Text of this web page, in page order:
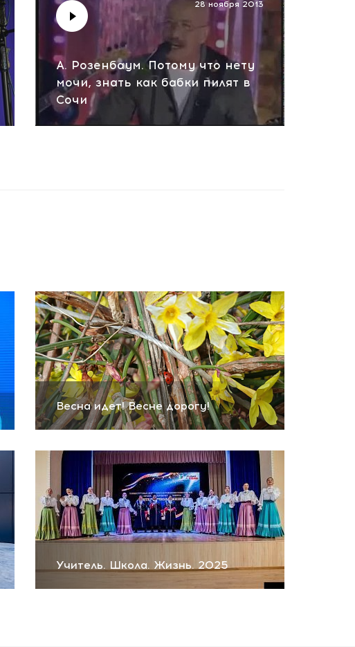
А. Розенбаум. Потому что нету
мочи, знать как бабки пилят в
Сочи
28 ноября 2013
Весна идет! Весне дорогу!
Учитель. Школа. Жизнь. 2025